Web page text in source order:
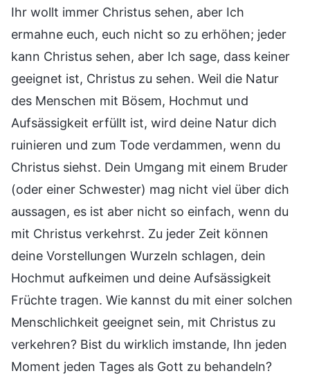
Ihr wollt immer Christus sehen, aber Ich
ermahne euch, euch nicht so zu erhöhen; jeder
kann Christus sehen, aber Ich sage, dass keiner
geeignet ist, Christus zu sehen. Weil die Natur
des Menschen mit Bösem, Hochmut und
Aufsässigkeit erfüllt ist, wird deine Natur dich
ruinieren und zum Tode verdammen, wenn du
Christus siehst. Dein Umgang mit einem Bruder
(oder einer Schwester) mag nicht viel über dich
aussagen, es ist aber nicht so einfach, wenn du
mit Christus verkehrst. Zu jeder Zeit können
deine Vorstellungen Wurzeln schlagen, dein
Hochmut aufkeimen und deine Aufsässigkeit
Früchte tragen. Wie kannst du mit einer solchen
Menschlichkeit geeignet sein, mit Christus zu
verkehren? Bist du wirklich imstande, Ihn jeden
Moment jeden Tages als Gott zu behandeln?